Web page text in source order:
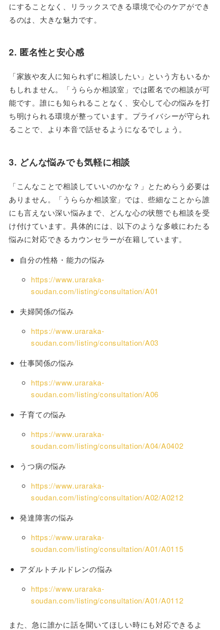
にすることなく、リラックスできる環境で心のケアができ
るのは、大きな魅力です。
2. 匿名性と安心感
「家族や友人に知られずに相談したい」という方もいるか
もしれません。「うららか相談室」では匿名での相談が可
能です。誰にも知られることなく、安心して心の悩みを打
ち明けられる環境が整っています。プライバシーが守られ
ることで、より本音で話せるようになるでしょう。
3. どんな悩みでも気軽に相談
「こんなことで相談していいのかな？」とためらう必要は
ありません。「うららか相談室」では、些細なことから誰
にも言えない深い悩みまで、どんな心の状態でも相談を受
け付けています。具体的には、以下のような多岐にわたる
悩みに対応できるカウンセラーが在籍しています。
自分の性格・能力の悩み
https://www.uraraka-
soudan.com/listing/consultation/A01
夫婦関係の悩み
https://www.uraraka-
soudan.com/listing/consultation/A03
仕事関係の悩み
https://www.uraraka-
soudan.com/listing/consultation/A06
子育ての悩み
https://www.uraraka-
soudan.com/listing/consultation/A04/A0402
うつ病の悩み
https://www.uraraka-
soudan.com/listing/consultation/A02/A0212
発達障害の悩み
https://www.uraraka-
soudan.com/listing/consultation/A01/A0115
アダルトチルドレンの悩み
https://www.uraraka-
soudan.com/listing/consultation/A01/A0112
また、急に誰かに話を聞いてほしい時にも対応できるよ